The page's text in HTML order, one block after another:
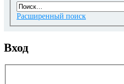
Расширенный поиск
Вход